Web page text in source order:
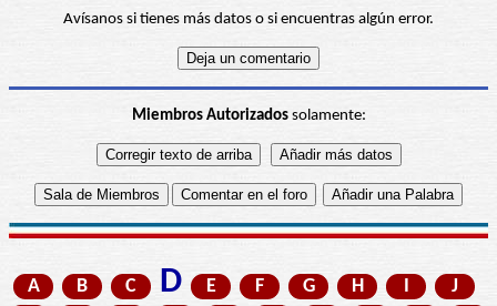
Avísanos si tienes más datos o si encuentras algún error.
Miembros Autorizadossolamente:
A B C D E F G H I
J